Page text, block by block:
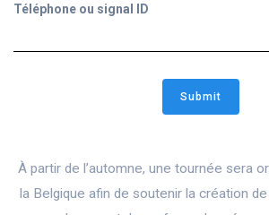
Téléphone ou signal ID
À partir de l’automne, une tournée sera
la Belgique afin de soutenir la création